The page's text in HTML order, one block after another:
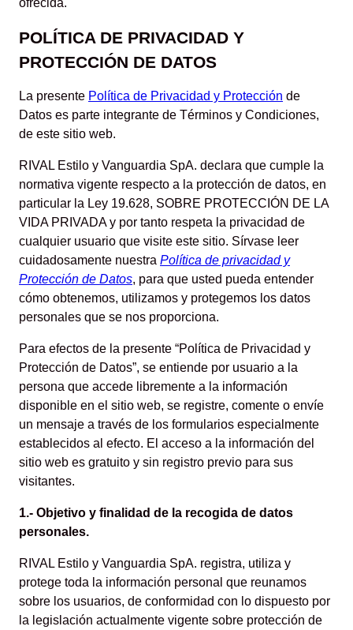
ofrecida.
POLÍTICA DE PRIVACIDAD Y
PROTECCIÓN DE DATOS
La presente Política de Privacidad y Protección de
Datos es parte integrante de Términos y Condiciones,
de este sitio web.
RIVAL Estilo y Vanguardia SpA. declara que cumple la
normativa vigente respecto a la protección de datos, en
particular la Ley 19.628, SOBRE PROTECCIÓN DE LA
VIDA PRIVADA y por tanto respeta la privacidad de
cualquier usuario que visite este sitio. Sírvase leer
cuidadosamente nuestra Política de privacidad y
Protección de Datos, para que usted pueda entender
cómo obtenemos, utilizamos y protegemos los datos
personales que se nos proporciona.
Para efectos de la presente “Política de Privacidad y
Protección de Datos”, se entiende por usuario a la
persona que accede libremente a la información
disponible en el sitio web, se registre, comente o envíe
un mensaje a través de los formularios especialmente
establecidos al efecto. El acceso a la información del
sitio web es gratuito y sin registro previo para sus
visitantes.
1.- Objetivo y finalidad de la recogida de datos
personales.
RIVAL Estilo y Vanguardia SpA. registra, utiliza y
protege toda la información personal que reunamos
sobre los usuarios, de conformidad con lo dispuesto por
la legislación actualmente vigente sobre protección de